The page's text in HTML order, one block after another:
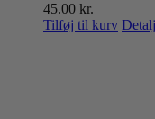
45.00 kr.
Tilføj til kurv